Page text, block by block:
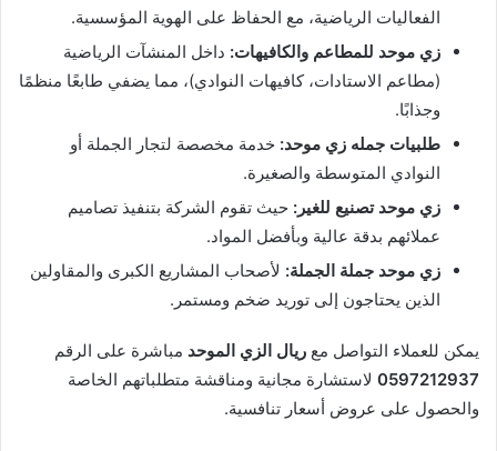
الفعاليات الرياضية، مع الحفاظ على الهوية المؤسسية.
زي موحد للمطاعم والكافيهات: داخل المنشآت الرياضية
(مطاعم الاستادات، كافيهات النوادي)، مما يضفي طابعًا منظمًا
وجذابًا.
طلبيات جمله زي موحد: خدمة مخصصة لتجار الجملة أو
النوادي المتوسطة والصغيرة.
زي موحد تصنيع للغير: حيث تقوم الشركة بتنفيذ تصاميم
عملائهم بدقة عالية وبأفضل المواد.
زي موحد جملة الجملة: لأصحاب المشاريع الكبرى والمقاولين
الذين يحتاجون إلى توريد ضخم ومستمر.
يمكن للعملاء التواصل مع ريال الزي الموحد مباشرة على الرقم
0597212937 لاستشارة مجانية ومناقشة متطلباتهم الخاصة
والحصول على عروض أسعار تنافسية.